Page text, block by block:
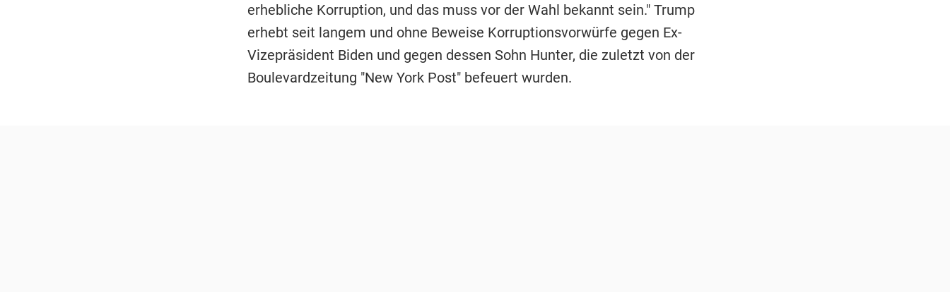
erhebliche Korruption, und das muss vor der Wahl bekannt sein." Trump
erhebt seit langem und ohne Beweise Korruptionsvorwürfe gegen Ex-
Vizepräsident Biden und gegen dessen Sohn Hunter, die zuletzt von der
Boulevardzeitung "New York Post" befeuert wurden.